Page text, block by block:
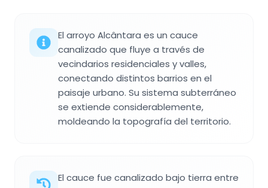
El arroyo Alcântara es un cauce
canalizado que fluye a través de
vecindarios residenciales y valles,
conectando distintos barrios en el
paisaje urbano. Su sistema subterráneo
se extiende considerablemente,
moldeando la topografía del territorio.
El cauce fue canalizado bajo tierra entre